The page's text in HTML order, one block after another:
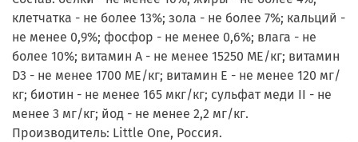
клетчатка - не более 13%; зола - не более 7%; кальций -
не менее 0,9%; фосфор - не менее 0,6%; влага - не
более 10%; витамин А - не менее 15250 МЕ/кг; витамин
D3 - не менее 1700 МЕ/кг; витамин Е - не менее 120 мг/
кг; биотин - не менее 165 мкг/кг; сульфат меди II - не
менее 3 мг/кг; йод - не менее 2,2 мг/кг.
Производитель: Little One, Россия.